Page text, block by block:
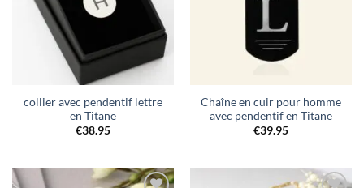
collier avec pendentif lettre
en Titane
€38.95
Chaîne en cuir pour homme
avec pendentif en Titane
€39.95